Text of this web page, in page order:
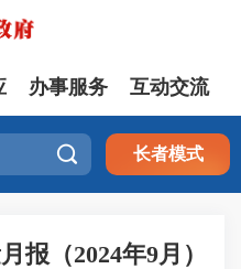
办事服务 互动交流
 长者模式
报（2024年9月）